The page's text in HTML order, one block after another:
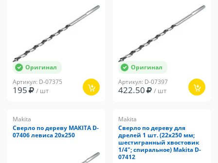
Оригинал
Артикул: D-07375
195 / шт
Оригинал
Артикул: D-07397
422.50 / шт
Makita
Сверло по дереву MAKITA D-
07406 левиса 20x250
Makita
Сверло по дереву для
дрелей 1 шт. (22х250 мм;
шестигранный хвостовик
1/4"; спиральное) Makita D-
07412